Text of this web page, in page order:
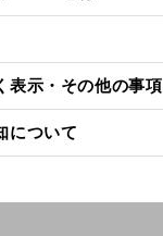
表示・その他の事項
について